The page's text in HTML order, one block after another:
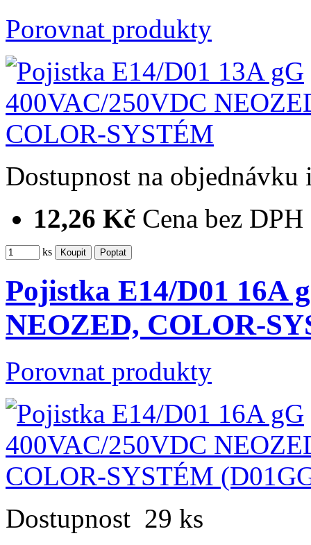
Porovnat produkty
Dostupnost na objednávku
12,26 Kč Cena bez DPH
ks
Pojistka E14/D01 16A
NEOZED, COLOR-
Porovnat produkty
Dostupnost 29 ks